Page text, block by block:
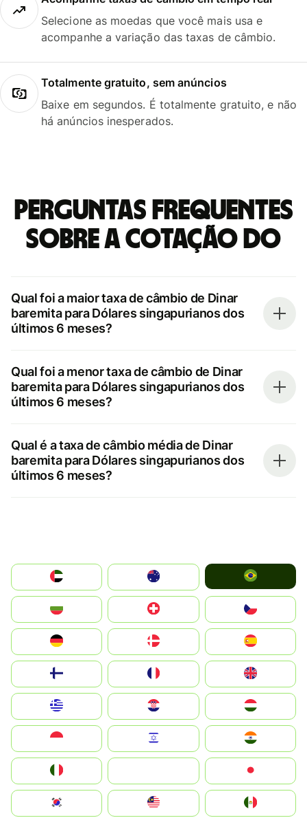
Selecione as moedas que você mais usa e
acompanhe a variação das taxas de câmbio.
Totalmente gratuito, sem anúncios
Baixe em segundos. É totalmente gratuito, e não
há anúncios inesperados.
Perguntas frequentes
sobre a cotação do
Qual foi a maior taxa de câmbio de Dinar
baremita para Dólares singapurianos dos
últimos 6 meses?
Qual foi a menor taxa de câmbio de Dinar
baremita para Dólares singapurianos dos
últimos 6 meses?
Qual é a taxa de câmbio média de Dinar
baremita para Dólares singapurianos dos
últimos 6 meses?
الإمارات العربية المتحدة
Switzerland
Deutschland
United Kingdom
Magyarország
South Korea